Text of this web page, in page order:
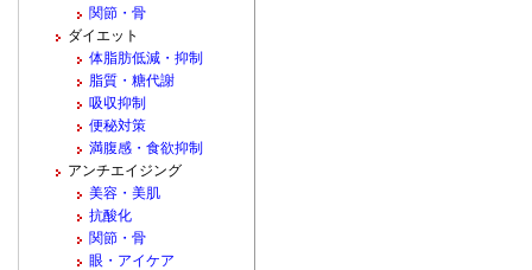
関節・骨
ダイエット
体脂肪低減・抑制
脂質・糖代謝
吸収抑制
便秘対策
満腹感・食欲抑制
アンチエイジング
美容・美肌
抗酸化
関節・骨
眼・アイケア